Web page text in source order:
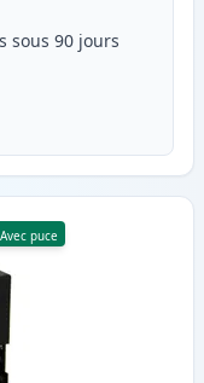
sous 90 jours
Avec puce